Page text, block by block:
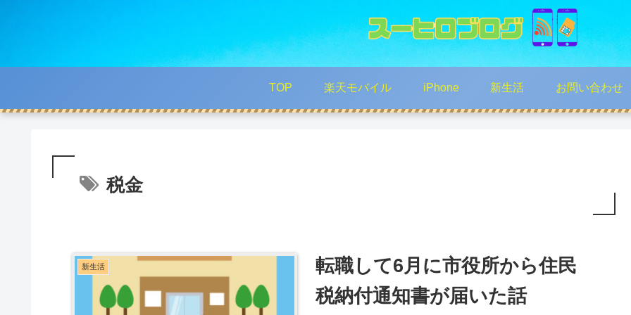
TOP 楽天モバイル iPhone 新生活 お問い合わせ
税金
新生活
転職して6月に市役所から住民
税納付通知書が届いた話